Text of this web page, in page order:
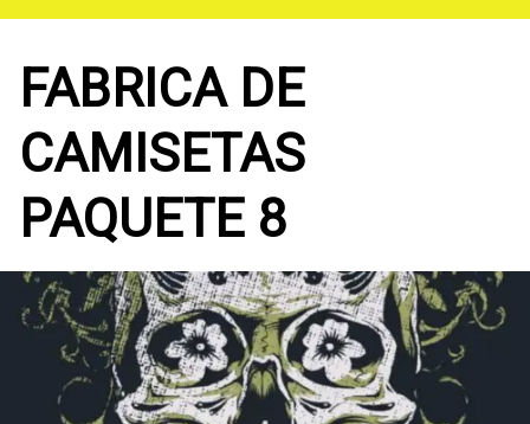
Saltar
contenido
FABRICA DE
CAMISETAS
PAQUETE 8